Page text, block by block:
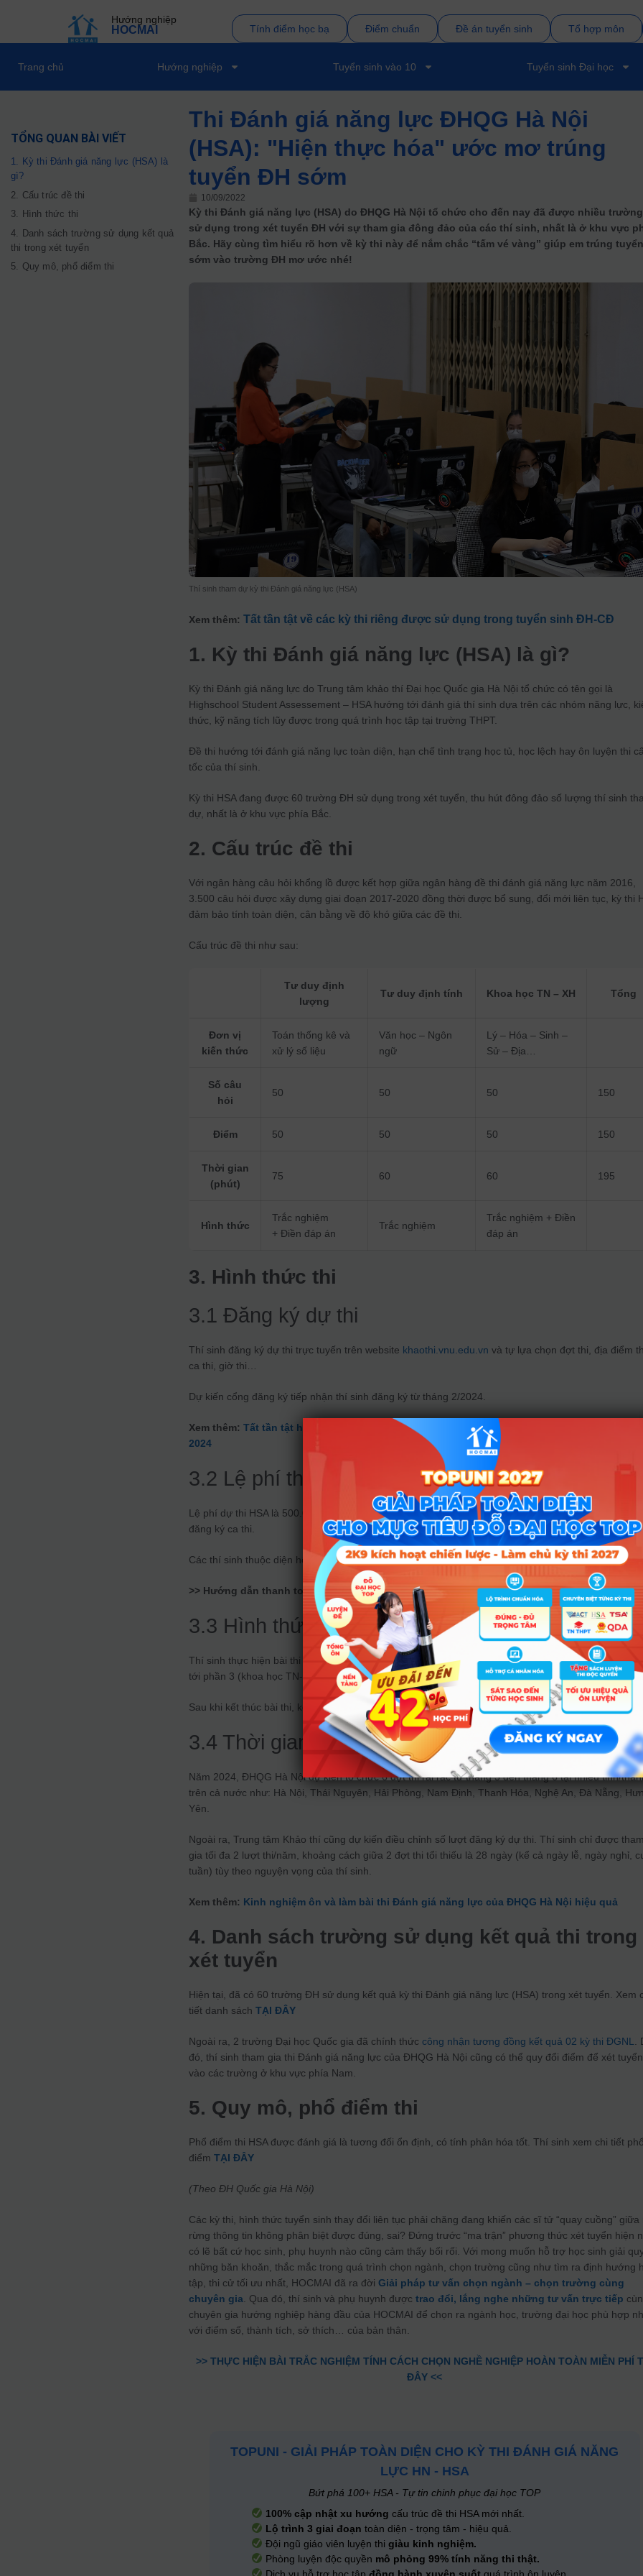
Hướng nghiệp
HOCMAI Tính điểm học bạ Điểm chuẩn Đề án tuyển sinh Tổ hợp môn
Trang chủ Hướng nghiệp Tuyển sinh vào 10 Tuyển sinh Đại học
TỔNG QUAN BÀI VIẾT
1. Kỳ thi Đánh giá năng lực (HSA) là
gì?
2. Cấu trúc đề thi
3. Hình thức thi
4. Danh sách trường sử dụng kết quả
thi trong xét tuyển
5. Quy mô, phổ điểm thi
Thi Đánh giá năng lực ĐHQG Hà Nội
(HSA): "Hiện thực hóa" ước mơ trúng
tuyển ĐH sớm
10/09/2022
Kỳ thi Đánh giá năng lực (HSA) do ĐHQG Hà Nội tổ chức cho đến nay đã được nhiều
sử dụng trong xét tuyển ĐH với sự tham gia đông đảo của các thí sinh, nhất là ở khu vực
Bắc. Hãy cùng tìm hiểu rõ hơn về kỳ thi này để nắm chắc “tấm vé vàng” giúp em trúng tuyển
sớm vào trường ĐH mơ ước nhé!
Thí sinh tham dự kỳ thi Đánh giá năng lực (HSA)
Xem thêm:Tất tần tật về các kỳ thi riêng được sử dụng trong tuyển sinh ĐH-CĐ
1. Kỳ thi Đánh giá năng lực (HSA) là gì?
Kỳ thi Đánh giá năng lực do Trung tâm khảo thí Đại học Quốc gia Hà Nội tổ chức có tên gọi là
Highschool Student Assessement – HSA hướng tới đánh giá thí sinh dựa trên các nhóm năng lực,
thức, kỹ năng tích lũy được trong quá trình học tập tại trường THPT.
Đề thi hướng tới đánh giá năng lực toàn diện, hạn chế tình trạng học tủ, học lệch hay ôn luyện thi
tốc của thí sinh.
Kỳ thi HSA đang được 60 trường ĐH sử dụng trong xét tuyển, thu hút đông đảo số lượng thí sinh
dự, nhất là ở khu vực phía Bắc.
2. Cấu trúc đề thi
Với ngân hàng câu hỏi khổng lồ được kết hợp giữa ngân hàng đề thi đánh giá năng lực năm 2016,
3.500 câu hỏi được xây dựng giai đoạn 2017-2020 đồng thời được bổ sung, đổi mới liên tục, kỳ thi
đảm bảo tính toàn diện, cân bằng về độ khó giữa các đề thi.
Cấu trúc đề thi như sau:
Tư duy định
lượng
Tư duy định tính Khoa học TN – XH Tổng
Đơn vị
kiến thức
Toán thống kê và
xử lý số liệu
Văn học – Ngôn
ngữ
Lý – Hóa – Sinh –
Sử – Địa…
Số câu
hỏi
50 50 50 150
Điểm 50 50 50 150
Thời gian
(phút)
75 60 60 195
Hình thức
Trắc nghiệm
+ Điền đáp án
Trắc nghiệm
Trắc nghiệm + Điền
đáp án
3. Hình thức thi
3.1 Đăng ký dự thi
Thí sinh đăng ký dự thi trực tuyến trên website khaothi.vnu.edu.vn và tự lựa chọn đợt thi, địa điểm
ca thi, giờ thi…
Dự kiến cổng đăng ký tiếp nhận thí sinh đăng ký từ tháng 2/2024.
Xem thêm:Tất tần tật hướng dẫn đăng ký thi đánh giá năng lực Đại học Quốc gia Hà Nội năm
2024
3.2 Lệ phí thi
Lệ phí dự thi HSA là 500.000 đồng/thí sinh/lượt thi, thí sinh phải nộp lệ phí trong vòng 4 ngày kể từ
đăng ký ca thi.
Các thí sinh thuộc diện hộ nghèo, cận nghèo, gia đình chính sách sẽ được hỗ trợ miễn giảm phí.
>> Hướng dẫn thanh toán lệ phí xemTẠI ĐÂY
3.3 Hình thức làm bài thi
Thí sinh thực hiện bài thi trên máy tính tuần tự từ phần 1 (tư duy định lượng), phần 2 (tư duy định
tới phần 3 (khoa học TN-XH). Sau khi kết thúc mỗi phần, máy tính tự động chuyển sang phần tiếp
Sau khi kết thúc bài thi, kết quả sẽ hiển thị ngay trên màn hình máy tính.
3.4 Thời gian, địa điểm, số đợt thi
Năm 2024, ĐHQG Hà Nội dự kiến tổ chức 6 đợt thi rải rác từ tháng 3 đến tháng 6 tại nhiều tỉnh/
trên cả nước như: Hà Nội, Thái Nguyên, Hải Phòng, Nam Định, Thanh Hóa, Nghệ An, Đà Nẵng,
Yên.
Ngoài ra, Trung tâm Khảo thí cũng dự kiến điều chỉnh số lượt đăng ký dự thi. Thí sinh chỉ được tham
gia tối đa 2 lượt thi/năm, khoảng cách giữa 2 đợt thi tổi thiếu là 28 ngày (kể cả ngày lễ, ngày nghỉ,
tuần) tùy theo nguyện vọng của thí sinh.
Xem thêm: Kinh nghiệm ôn và làm bài thi Đánh giá năng lực của ĐHQG Hà Nội hiệu quả
4. Danh sách trường sử dụng kết quả thi trong
xét tuyển
Hiện tại, đã có 60 trường ĐH sử dụng kết quả kỳ thi Đánh giá năng lực (HSA) trong xét tuyển. Xem
tiết danh sáchTẠI ĐÂY
Ngoài ra, 2 trường Đại học Quốc gia đã chính thứccông nhận tương đồng kết quả 02 kỳ thi ĐGNL
đó, thí sinh tham gia thi Đánh giá năng lực của ĐHQG Hà Nội cũng có thể quy đổi điểm để xét tuyển
vào các trường ở khu vực phía Nam.
5. Quy mô, phổ điểm thi
Phổ điểm thi HSA được đánh giá là tương đối ổn định, có tính phân hóa tốt. Thí sinh xem chi tiết phổ
điểmTẠI ĐÂY
(Theo ĐH Quốc gia Hà Nội)
Các kỳ thi, hình thức tuyển sinh thay đổi liên tục phải chăng đang khiến các sĩ tử “quay cuồng” giữa
rừng thông tin không phân biệt được đúng, sai? Đứng trước “ma trận” phương thức xét tuyển hiện
có lẽ bất cứ học sinh, phụ huynh nào cũng cảm thấy bối rối. Với mong muốn hỗ trợ học sinh giải
những băn khoăn, thắc mắc trong quá trình chọn ngành, chọn trường cũng như tìm ra định hướng
tập, thi cử tối ưu nhất, HOCMAI đã ra đờiGiải pháp tư vấn chọn ngành – chọn trường cùng
chuyên gia . Qua đó, thí sinh và phụ huynh đượctrao đổi, lắng nghe những tư vấn trực tiếp
chuyên gia hướng nghiệp hàng đầu của HOCMAI để chọn ra ngành học, trường đại học phù hợp
với điểm số, thành tích, sở thích… của bản thân.
>> THỰC HIỆN BÀI TRẮC NGHIỆM TÍNH CÁCH CHỌN NGHỀ NGHIỆP HOÀN TOÀN MIỄN PHÍ
ĐÂY <<
TOPUNI - GIẢI PHÁP TOÀN DIỆN CHO KỲ THI ĐÁNH GIÁ NĂNG
LỰC HN - HSA
Bứt phá 100+ HSA - Tự tin chinh phục đại học TOP
100% cập nhật xu hướng cấu trúc đề thi HSA mới nhất.
Lộ trình 3 giai đoạn toàn diện - trọng tâm - hiệu quả.
Đội ngũ giáo viên luyện thi giàu kinh nghiệm.
Phòng luyện độc quyền mô phỏng 99% tính năng thi thật.